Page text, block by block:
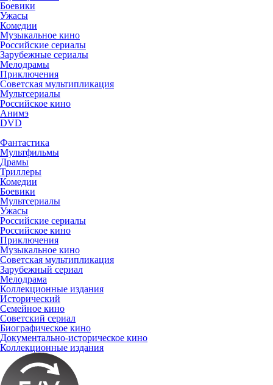
Боевики
Ужасы
Комедии
Музыкальное кино
Российские сериалы
Зарубежные сериалы
Мелодрамы
Приключения
Советская мультипликация
Мультсериалы
Российское кино
Анимэ
DVD
Фантастика
Мультфильмы
Драмы
Триллеры
Комедии
Боевики
Мультсериалы
Ужасы
Российские сериалы
Российское кино
Приключения
Музыкальное кино
Советская мультипликация
Зарубежный сериал
Мелодрама
Коллекционные издания
Исторический
Семейное кино
Советский сериал
Биографическое кино
Документально-историческое кино
Коллекционные издания